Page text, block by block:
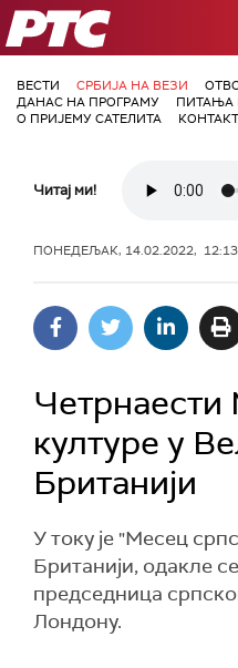
РТС
ВЕСТИ СРБИЈА НА ВЕЗИ
ДАНАС НА ПРОГРАМУ
ПИТАЊА
О ПРИЈЕМУ САТЕЛИТА
КОНТАКТ
Читај ми!
ПОНЕДЕЉАК, 14.02.2022, 12:13
Четрнаести
културе у
Британији
У току је "Месец
Британији, одакле
председница
Лондону.